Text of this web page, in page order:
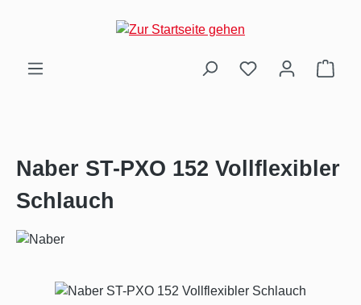
Zum Hauptinhalt springen
Naber ST-PXO 152 Vollflexibler
Schlauch
Bildergalerie überspringen